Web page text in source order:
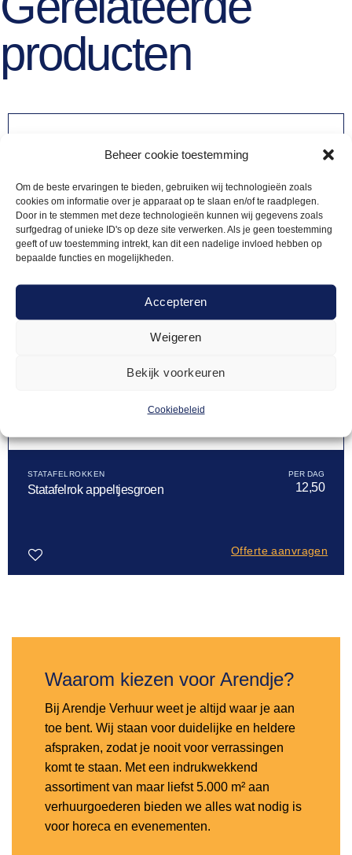
Beheer cookie toestemming
Om de beste ervaringen te bieden, gebruiken wij technologieën zoals
cookies om informatie over je apparaat op te slaan en/of te raadplegen.
Door in te stemmen met deze technologieën kunnen wij gegevens zoals
surfgedrag of unieke ID's op deze site verwerken. Als je geen toestemming
geeft of uw toestemming intrekt, kan dit een nadelige invloed hebben op
bepaalde functies en mogelijkheden.
Accepteren
Weigeren
Bekijk voorkeuren
Cookiebeleid
producten
STATAFELROKKEN
Statafelrok appeltjesgroen 12,50
Offerte aanvragen
Waarom kiezen voor Arendje?
Bij Arendje Verhuur weet je altijd waar je aan
toe bent. Wij staan voor duidelijke en heldere
afspraken, zodat je nooit voor verrassingen
komt te staan. Met een indrukwekkend
assortiment van maar liefst 5.000 m² aan
verhuurgoederen bieden we alles wat nodig is
voor horeca en evenementen.